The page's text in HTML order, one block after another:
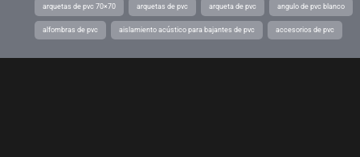
arquetas de pvc 70×70 arquetas de pvc arqueta de pvc angulo de pvc blanco
alfombras de pvc aislamiento acústico para bajantes de pvc accesorios de pvc